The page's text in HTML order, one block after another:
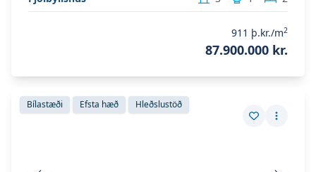
911 þ.kr./m2
87.900.000 kr.
Skoða eigninaHverfisgata 92
Bílastæði Efsta hæð Hleðslustöð
Vista eign
Fleiri
Skoða eigninaHverfisgata 92